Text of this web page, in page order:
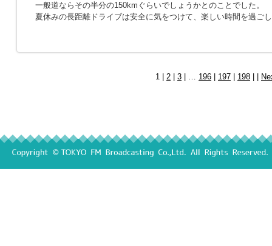
一般道ならその半分の150kmぐらいでしょうかとのことでした。
夏休みの長距離ドライブは安全に気をつけて、楽しい時間を過ご
1 | 2 3 | … 196 197 198